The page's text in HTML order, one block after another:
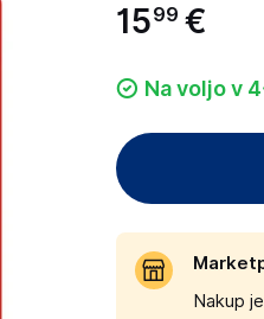
1599 €
Na voljo v
Nakup